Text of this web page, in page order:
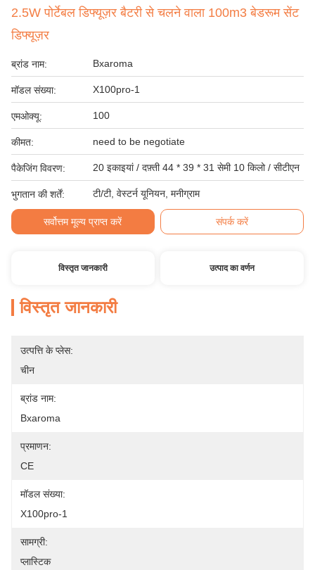
2.5W पोर्टेबल डिफ्यूज़र बैटरी से चलने वाला 100m3 बेडरूम सेंट
डिफ्यूज़र
ब्रांड नाम: Bxaroma
मॉडल संख्या: X100pro-1
एमओक्यू: 100
कीमत: need to be negotiate
पैकेजिंग विवरण: 20 इकाइयां / दफ़्ती 44 * 39 * 31 सेमी 10 किलो / सीटीएन
भुगतान की शर्तें: टी/टी, वेस्टर्न यूनियन, मनीग्राम
सर्वोत्तम मूल्य प्राप्त करें संपर्क करें
विस्तृत जानकारी उत्पाद का वर्णन
विस्तृत जानकारी
उत्पत्ति के प्लेस:
चीन
ब्रांड नाम:
Bxaroma
प्रमाणन:
CE
मॉडल संख्या:
X100pro-1
सामग्री:
प्लास्टिक